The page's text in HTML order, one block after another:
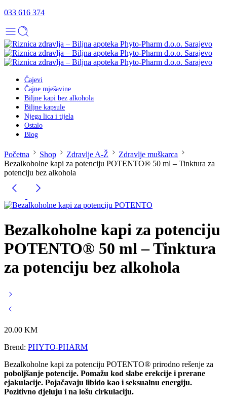
033 616 374
Čajevi
Čajne mješavine
Biljne kapi bez alkohola
Biljne kapsule
Njega lica i tijela
Ostalo
Blog
Početna Shop Zdravlje A-Ž
Zdravlje muškarca
Bezalkoholne kapi za potenciju POTENTO® 50 ml – Tinktura za
potenciju bez alkohola
Bezalkoholne kapi za potenciju
POTENTO® 50 ml – Tinktura
za potenciju bez alkohola
20.00 KM
Brend: PHYTO-PHARM
Bezalkoholne kapi za potenciju POTENTO® prirodno rešenje za
poboljšanje potencije. Pomažu kod slabe erekcije i prerane
ejakulacije. Pojačavaju libido kao i seksualnu energiju.
Pozitivno djeluju i na lošu cirkulaciju.